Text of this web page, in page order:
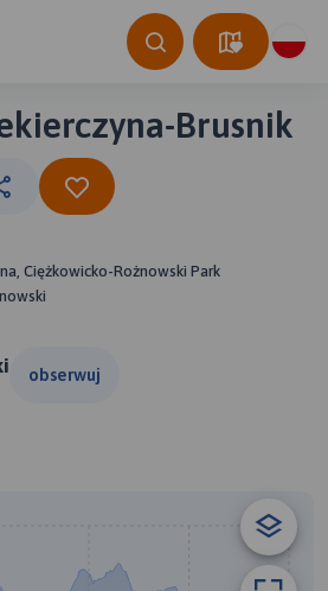
Brusnik
Ciężkowicko-Rożnowski Park
obserwuj